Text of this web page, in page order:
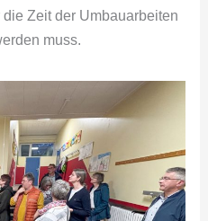
Zeit der Umbauarbeiten
muss.